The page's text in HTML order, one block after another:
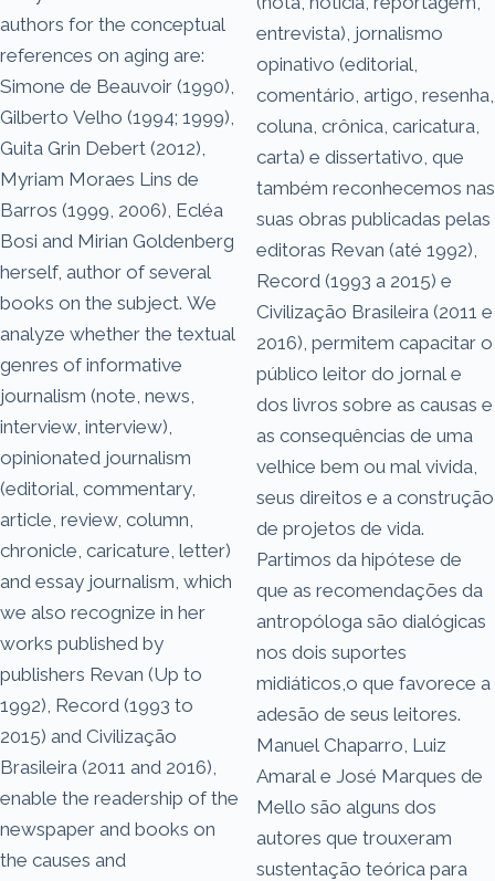
authors for the conceptual
references on aging are:
Simone de Beauvoir (1990),
Gilberto Velho (1994; 1999),
Guita Grin Debert (2012),
Myriam Moraes Lins de
Barros (1999, 2006), Ecléa
Bosi and Mirian Goldenberg
herself, author of several
books on the subject. We
analyze whether the textual
genres of informative
journalism (note, news,
interview, interview),
opinionated journalism
(editorial, commentary,
article, review, column,
chronicle, caricature, letter)
and essay journalism, which
we also recognize in her
works published by
publishers Revan (Up to
1992), Record (1993 to
2015) and Civilização
Brasileira (2011 and 2016),
enable the readership of the
newspaper and books on
the causes and
entrevista), jornalismo
opinativo (editorial,
comentário, artigo, resenha,
coluna, crônica, caricatura,
carta) e dissertativo, que
também reconhecemos nas
suas obras publicadas pelas
editoras Revan (até 1992),
Record (1993 a 2015) e
Civilização Brasileira (2011 e
2016), permitem capacitar o
público leitor do jornal e
dos livros sobre as causas e
as consequências de uma
velhice bem ou mal vivida,
seus direitos e a construção
de projetos de vida.
Partimos da hipótese de
que as recomendações da
antropóloga são dialógicas
nos dois suportes
midiáticos,o que favorece a
adesão de seus leitores.
Manuel Chaparro, Luiz
Amaral e José Marques de
Mello são alguns dos
autores que trouxeram
sustentação teórica para